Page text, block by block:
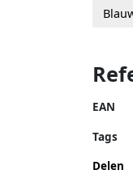
EAN
Tags
Delen